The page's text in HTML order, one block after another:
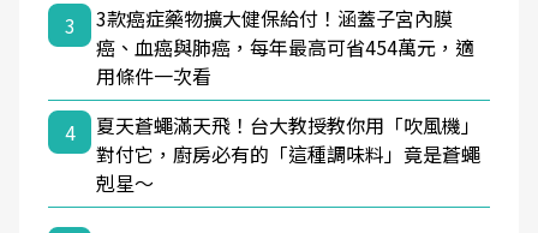
3
3款癌症藥物擴大健保給付！涵蓋子宮內膜
癌、血癌與肺癌，每年最高可省454萬元，適
用條件一次看
4
夏天蒼蠅滿天飛！台大教授教你用「吹風機」
對付它，廚房必有的「這種調味料」竟是蒼蠅
剋星～